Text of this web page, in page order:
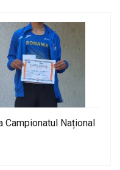
Național